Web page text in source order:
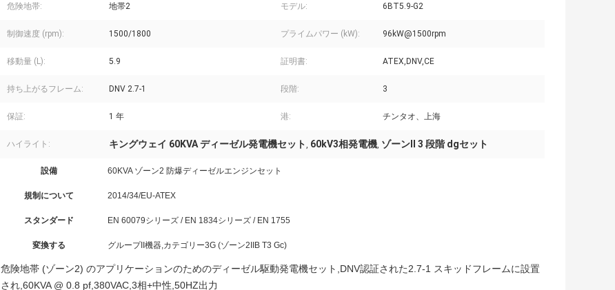
危険地帯: 地帯2 モデル: 6BT5.9-G2
制御速度 (rpm): 1500/1800 プライムパワー (kW): 96kW@1500rpm
移動量 (L): 5.9 証明書: ATEX,DNV,CE
持ち上がるフレーム: DNV 2.7-1 段階: 3
保証: 1 年 港: チンタオ、上海
ハイライト: キングウェイ 60KVA ディーゼル発電機セット, 60kV3相発電機, ゾーンII 3 段階 dgセット
設備 60KVA ゾーン2 防爆ディーゼルエンジンセット
規制について 2014/34/EU-ATEX
スタンダード EN 60079シリーズ / EN 1834シリーズ / EN 1755
変換する グループII機器,カテゴリー3G (ゾーン2IIB T3 Gc)
危険地帯 (ゾーン2) のアプリケーションのためのディーゼル駆動発電機セット,DNV認証された2.7-1 スキッドフレームに設置
され,60KVA @ 0.8 pf,380VAC,3相+中性,50HZ出力